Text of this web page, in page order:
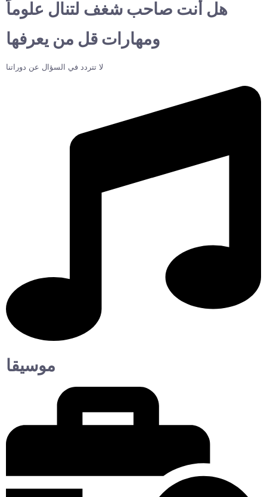
هل أنت صاحب شغف لتنال علوماً
ومهارات قل من يعرفها
لا تتردد في السؤال عن دوراتنا
موسيقا